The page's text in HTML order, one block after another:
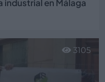
industrial en Málaga
3105